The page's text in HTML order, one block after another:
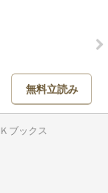
無料立読み
ブックス